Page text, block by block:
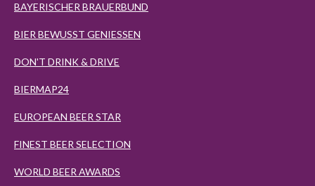
BAYERISCHER BRAUERBUND
BIER BEWUSST GENIESSEN
DON'T DRINK & DRIVE
BIERMAP24
EUROPEAN BEER STAR
FINEST BEER SELECTION
WORLD BEER AWARDS